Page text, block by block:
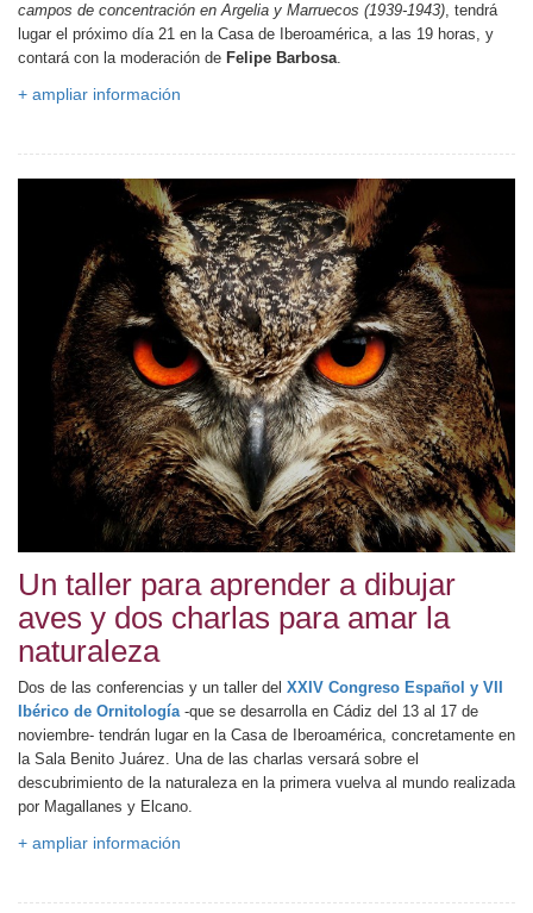
campos de concentración en Argelia y Marruecos (1939-1943), tendrá
lugar el próximo día 21 en la Casa de Iberoamérica, a las 19 horas, y
contará con la moderación de Felipe Barbosa.
+ ampliar información
Un taller para aprender a dibujar
aves y dos charlas para amar la
naturaleza
Dos de las conferencias y un taller del XXIV Congreso Español y VII
Ibérico de Ornitología -que se desarrolla en Cádiz del 13 al 17 de
noviembre- tendrán lugar en la Casa de Iberoamérica, concretamente en
la Sala Benito Juárez. Una de las charlas versará sobre el
descubrimiento de la naturaleza en la primera vuelva al mundo realizada
por Magallanes y Elcano.
+ ampliar información